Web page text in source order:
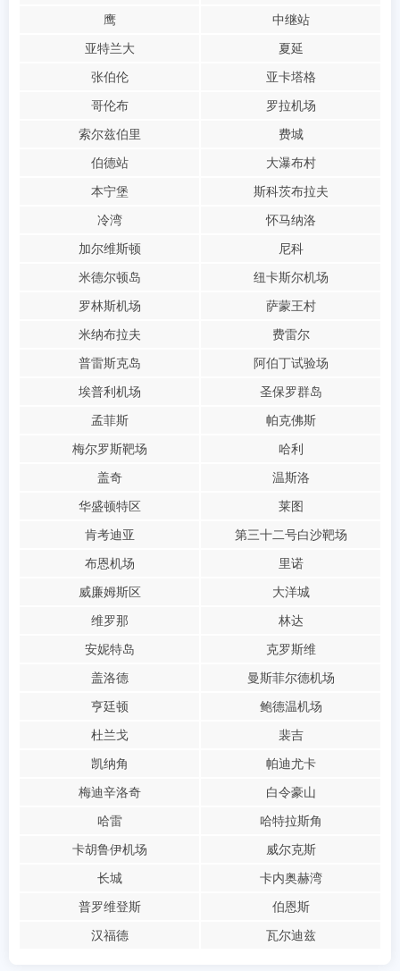
鹰
中继站
亚特兰大
夏延
张伯伦
亚卡塔格
哥伦布
罗拉机场
索尔兹伯里
费城
伯德站
大瀑布村
本宁堡
斯科茨布拉夫
冷湾
怀马纳洛
加尔维斯顿
尼科
米德尔顿岛
纽卡斯尔机场
罗林斯机场
萨蒙王村
米纳布拉夫
费雷尔
普雷斯克岛
阿伯丁试验场
埃普利机场
圣保罗群岛
孟菲斯
帕克佛斯
梅尔罗斯靶场
哈利
盖奇
温斯洛
华盛顿特区
莱图
肯考迪亚
第三十二号白沙靶场
布恩机场
里诺
威廉姆斯区
大洋城
维罗那
林达
安妮特岛
克罗斯维
盖洛德
曼斯菲尔德机场
亨廷顿
鲍德温机场
杜兰戈
裴吉
凯纳角
帕迪尤卡
梅迪辛洛奇
白令豪山
哈雷
哈特拉斯角
卡胡鲁伊机场
威尔克斯
长城
卡内奥赫湾
普罗维登斯
伯恩斯
汉福德
瓦尔迪兹